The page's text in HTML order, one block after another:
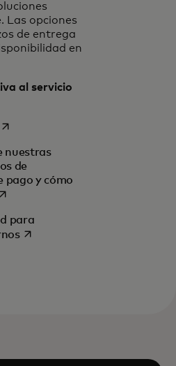
Las opciones
de entrega
en
al servicio
abre en una pestaña nueva
nuestras
de
pago y cómo
abre en una pestaña nueva
para
se abre en una pestaña nueva